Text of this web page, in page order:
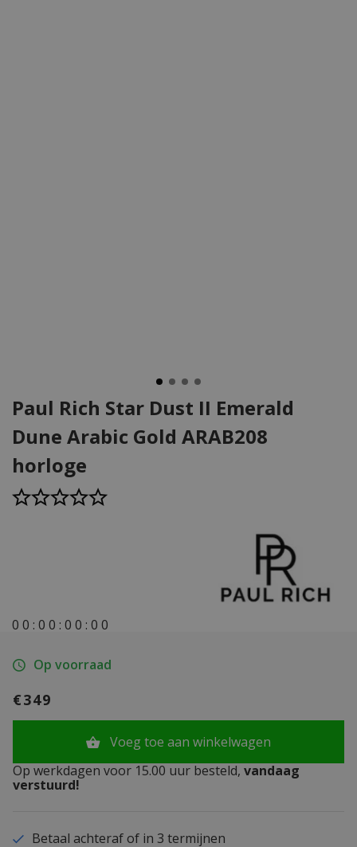
Paul Rich Star Dust II Emerald
Dune Arabic Gold ARAB208
horloge
0 0 : 0 0 : 0 0 : 0 0
Op voorraad
€349
Voeg toe aan winkelwagen
Op werkdagen voor 15.00 uur besteld, vandaag
verstuurd!
Betaal achteraf of in 3 termijnen